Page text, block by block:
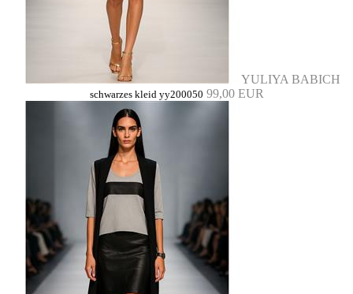
YULIYA BABICH
schwarzes kleid yy200050 99,00 EUR